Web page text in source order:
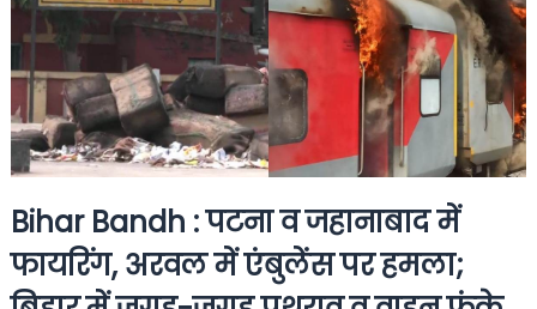
Bihar Bandh : पटना व जहानाबाद में
फायरिंग, अरवल में एंबुलेंस पर हमला;